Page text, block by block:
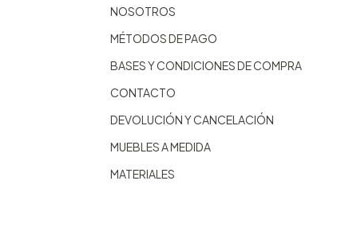
NOSOTROS
MÉTODOS DE PAGO
BASES Y CONDICIONES DE COMPRA
CONTACTO
DEVOLUCIÓN Y CANCELACIÓN
MUEBLES A MEDIDA
MATERIALES